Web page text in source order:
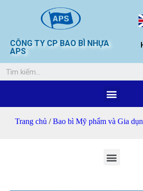
CÔNG TY CP BAO BÌ NHỰA
APS
Trang chủ /Bao bì Mỹ phẩm và Gia